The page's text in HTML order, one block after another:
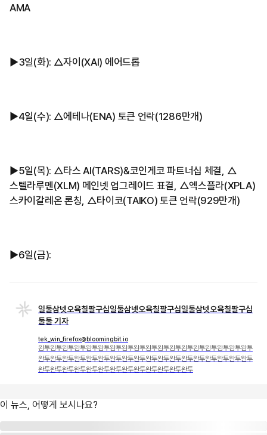
AMA
▶3일(화): △자이(XAI) 에어드롭
▶4일(수): △에테나(ENA) 토큰 언락(1286만개)
▶5일(목): △타스 AI(TARS)&코인게코 파트너십 체결, △
스텔라루멘(XLM) 메인넷 업그레이드 표결, △엑스플라(XPLA)
스카이갈레온 론칭, △타이코(TAIKO) 토큰 언락(929만개)
▶6일(금):
일둘삼넷오육칠팔구십일둘삼넷오육칠팔구십일둘삼넷오육칠팔구십
둘둘 기자
tek_win_firefox@bloomingbit.io
완투완투완투완투완투완투완투완투완투완투완투완투완투완투완투완투완투완투
완투완투완투완투완투완투완투완투완투완투완투완투완투완투완투완투완투완투
완투완투완투완투완투완투완투완투완투완투완투완투완투
이 뉴스, 어떻게 보시나요?